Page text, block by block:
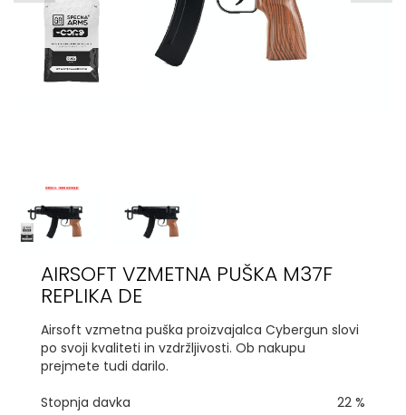
AIRSOFT VZMETNA PUŠKA M37F
REPLIKA DE
Airsoft vzmetna puška proizvajalca Cybergun slovi
po svoji kvaliteti in vzdržljivosti. Ob nakupu
prejmete tudi darilo.
Stopnja davka
22 %